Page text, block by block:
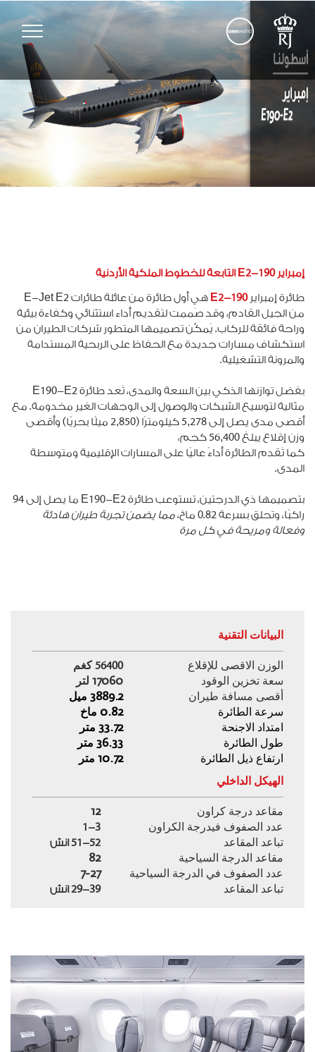
Toggle
إمبراير 190-E2 التابعة للخطوط الملكية الأردنية
طائرة إمبراير190-E2
هي أول طائرة من عائلة طائرات E-Jet E2
من الجيل القادم، وقد صُممت لتقديم أداء استثنائي وكفاءة بيئية
وراحة فائقة للركاب. يُمكّن تصميمها المتطور شركات الطيران من
استكشاف مسارات جديدة مع الحفاظ على الربحية المستدامة
والمرونة التشغيلية.
بفضل توازنها الذكي بين السعة والمدى، تُعد طائرة E190-E2
مثالية لتوسيع الشبكات والوصول إلى الوجهات الغير مخدومة. مع
أقصى مدى يصل إلى 5,278 كيلومترًا (2,850 ميلًا بحريًا) وأقصى
وزن إقلاع يبلغ 56,400 كجم،
كما تُقدم الطائرة أداءً عاليًا على المسارات الإقليمية ومتوسطة
المدى.
بتصميمها ذي الدرجتين، تستوعب طائرة E190-E2 ما يصل إلى 94
راكبًا، وتحلق بسرعة 0.82 ماخ،
مما يضمن تجربة طيران هادئة
وفعالة ومريحة في كل مرة
البيانات التقنية
الوزن الاقصى للإقلاع 56400 كغم
سعة تخزين الوقود
17060 لتر
أقصى مسافة طيران
3889.2 ميل
سرعة الطائرة
0.82 ماخ
امتداد الاجنحة
33.72 متر
طول الطائرة
36.33 متر
ارتفاع ذيل الطائرة
10.72 متر
الهيكل الداخلي
مقاعد درجة كراون
12
عدد الصفوف فيدرجة الكراون
1-3
تباعد المقاعد 51-52 انش
مقاعد الدرجة السياحية
82
عدد الصفوف في الدرجة السياحية
7-27
تباعد المقاعد
29-39 انش